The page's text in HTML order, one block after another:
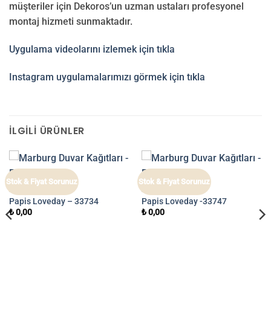
müşteriler için Dekoros’un uzman ustaları profesyonel
montaj hizmeti sunmaktadır.
Uygulama videolarını izlemek için tıkla
Instagram uygulamalarımızı görmek için tıkla
İLGILI ÜRÜNLER
Stok & Fiyat Sorunuz
Papis Loveday – 33734
₺0,00
Stok & Fiyat Sorunuz
Papis Loveday -33747
₺0,00